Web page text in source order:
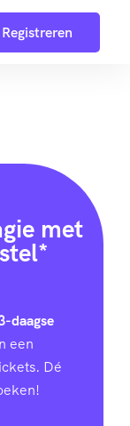
Registreren
met
daagse
een
Dé